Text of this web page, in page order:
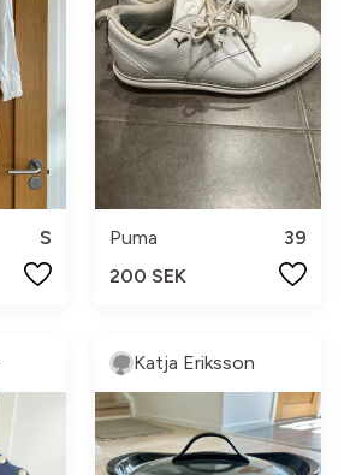
S
Puma
39
200 SEK
Katja Eriksson